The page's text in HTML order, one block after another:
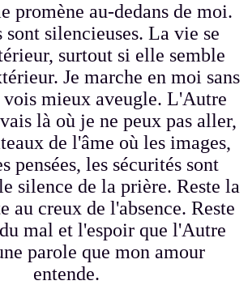
promène au-dedans de moi.
sont silencieuses. La vie se
surtout si elle semble
Je marche en moi sans
vois mieux aveugle. L'Autre
là où je ne peux pas aller,
de l'âme où les images,
pensées, les sécurités sont
silence de la prière. Reste la
au creux de l'absence. Reste
mal et l'espoir que l'Autre
parole que mon amour
entende.